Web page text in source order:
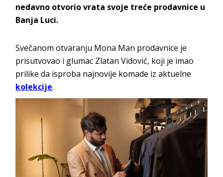
nedavno otvorio vrata svoje treće prodavnice u
Banja Luci.
Svečanom otvaranju Mona Man prodavnice je
prisutvovao i glumac Zlatan Vidović, koji je imao
prilike da isproba najnovije komade iz aktuelne
kolekcije.